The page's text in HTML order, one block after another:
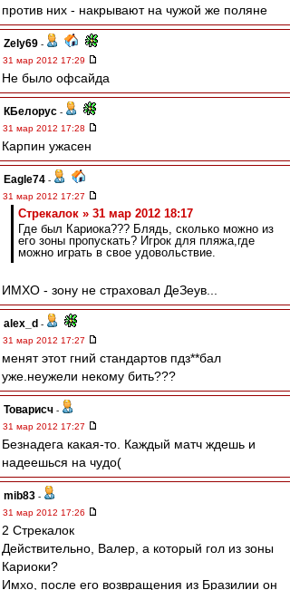
против них - накрывают на чужой же поляне
Zely69 -
31 мар 2012 17:29
Не было офсайда
КБелорус -
31 мар 2012 17:28
Карпин ужасен
Eagle74 -
31 мар 2012 17:27
Стрекалок » 31 мар 2012 18:17
Где был Кариока??? Блядь, сколько можно из
его зоны пропускать? Игрок для пляжа,где
можно играть в свое удовольствие.
ИМХО - зону не страховал ДеЗеув...
alex_d -
31 мар 2012 17:27
менят этот гний стандартов пдз**бал
уже.неужели некому бить???
Товарисч -
31 мар 2012 17:27
Безнадега какая-то. Каждый матч ждешь и
надеешься на чудо(
mib83 -
31 мар 2012 17:26
2 Стрекалок
Действительно, Валер, а который гол из зоны
Кариоки?
Имхо, после его возвращения из Бразилии он